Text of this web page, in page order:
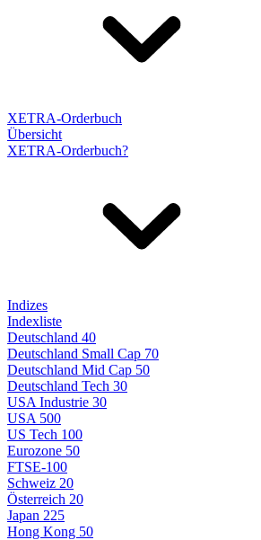
XETRA-Orderbuch
Übersicht
XETRA-Orderbuch?
Indizes
Indexliste
Deutschland 40
Deutschland Small Cap 70
Deutschland Mid Cap 50
Deutschland Tech 30
USA Industrie 30
USA 500
US Tech 100
Eurozone 50
FTSE-100
Schweiz 20
Österreich 20
Japan 225
Hong Kong 50